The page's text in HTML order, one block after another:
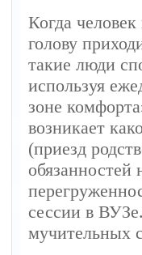
Когда
голову
такие люди
используя
зоне
возникает
(приезд
обязанностей
сессии в
мучительных